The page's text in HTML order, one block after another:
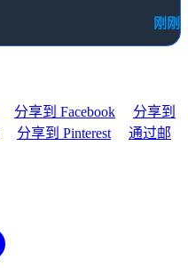
刚刚
分享到 Facebook
分享到
分享到 Pinterest
通过邮